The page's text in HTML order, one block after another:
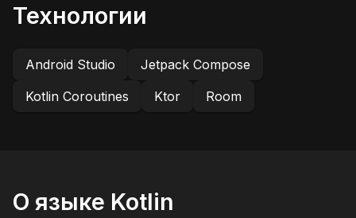
Технологии
Android Studio
Jetpack Compose
Kotlin Coroutines
Ktor Room
О языке Kotlin